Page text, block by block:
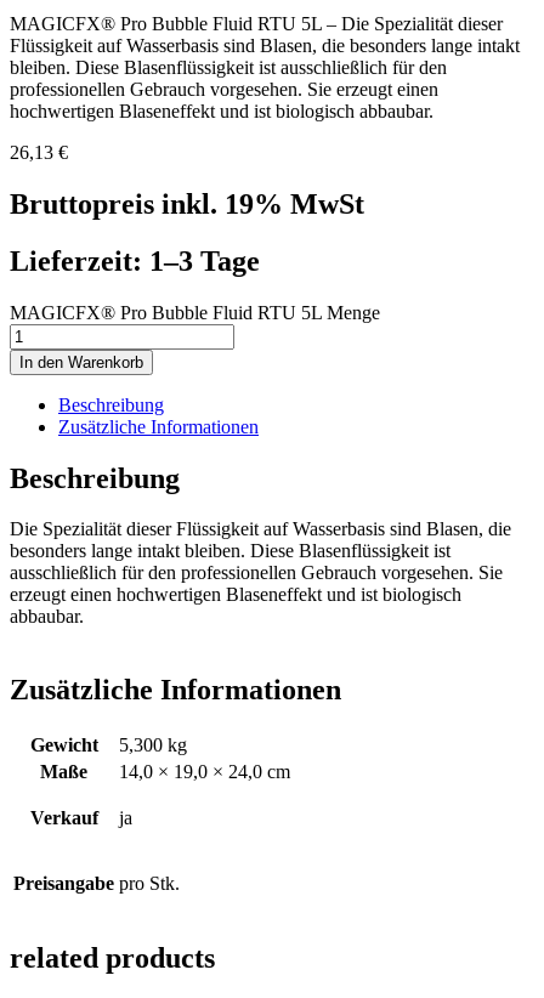
MAGICFX® Pro Bubble Fluid RTU 5L – Die Spezialität dieser
Flüssigkeit auf Wasserbasis sind Blasen, die besonders lange intakt
bleiben. Diese Blasenflüssigkeit ist ausschließlich für den
professionellen Gebrauch vorgesehen. Sie erzeugt einen
hochwertigen Blaseneffekt und ist biologisch abbaubar.
26,13 €
Bruttopreis inkl. 19% MwSt
Lieferzeit: 1–3 Tage
MAGICFX® Pro Bubble Fluid RTU 5L Menge
In den Warenkorb
Beschreibung
Zusätzliche Informationen
Beschreibung
Die Spezialität dieser Flüssigkeit auf Wasserbasis sind Blasen, die
besonders lange intakt bleiben. Diese Blasenflüssigkeit ist
ausschließlich für den professionellen Gebrauch vorgesehen. Sie
erzeugt einen hochwertigen Blaseneffekt und ist biologisch
abbaubar.
Zusätzliche Informationen
Gewicht
5,300 kg
Maße
14,0 × 19,0 × 24,0 cm
Verkauf ja
Preisangabe pro Stk.
related products